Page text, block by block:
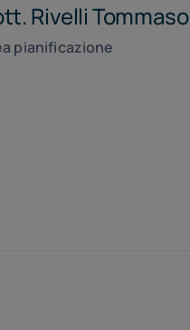
Rivelli Tommaso
pianificazione